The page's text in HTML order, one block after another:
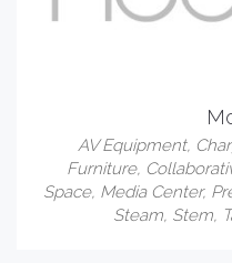
AV Equipment,
Furniture,
Space, Media Center,
Steam, Stem,